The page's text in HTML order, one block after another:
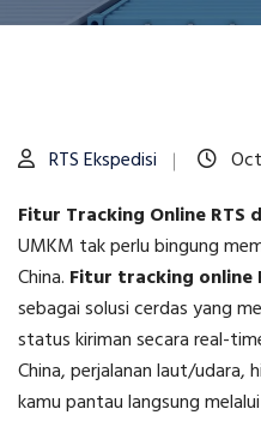
RTS Ekspedisi
Fitur Tracking Online RTS
UMKM tak perlu bingung
China. Fitur tracking online
sebagai solusi cerdas yang
status kiriman secara real-
China, perjalanan laut/udara,
kamu pantau langsung